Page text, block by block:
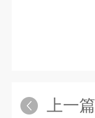
上一